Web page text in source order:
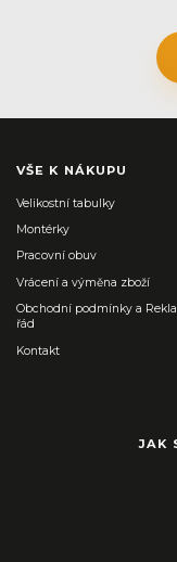
VŠE K NÁKUPU
Velikostní tabulky
Montérky
Pracovní obuv
Vrácení a výměna zboží
Obchodní podmínky a
řád
Kontakt
JAK